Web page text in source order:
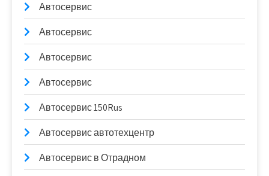
Автосервис
Автосервис
Автосервис
Автосервис
Автосервис 150Rus
Автосервис автотехцентр
Автосервис в Отрадном